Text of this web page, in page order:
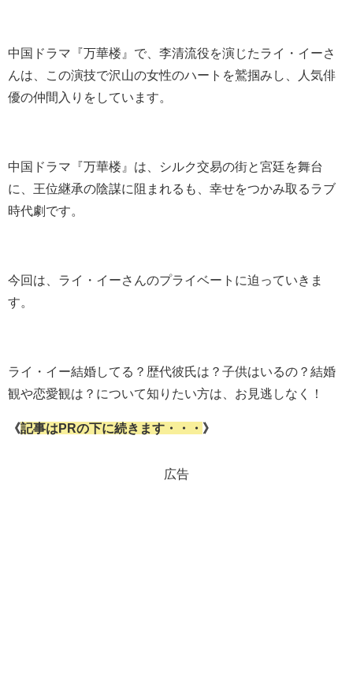
中国ドラマ『万華楼』で、李清流役を演じたライ・イーさ
んは、この演技で沢山の女性のハートを鷲掴みし、人気俳
優の仲間入りをしています。
中国ドラマ『万華楼』は、シルク交易の街と宮廷を舞台
に、王位継承の陰謀に阻まれるも、幸せをつかみ取るラブ
時代劇です。
今回は、ライ・イーさんのプライベートに迫っていきま
す。
ライ・イー結婚してる？歴代彼氏は？子供はいるの？結婚
観や恋愛観は？について知りたい方は、お見逃しなく！
《記事はPRの下に続きます・・・ 》
広告